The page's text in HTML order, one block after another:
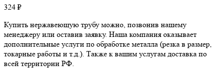
324 ₽
Купить нержавеющую трубу можно, позвонив нашему
менеджеру или оставив заявку. Наша компания оказывает
дополнительные услуги по обработке металла (резка в размер,
токарные работы и т.д.). Также к вашим услугам доставка по
всей территории РФ.